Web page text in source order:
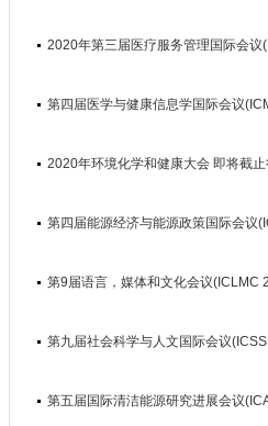
2020年第三届医疗服务管理国际会议
第四届医学与健康信息学国际会议
2020年环境化学和健康大会 即将截
第四届能源经济与能源政策国际会议
第9届语言，媒体和文化会议(ICLMC
第九届社会科学与人文国际会议
第五届国际清洁能源研究进展会议